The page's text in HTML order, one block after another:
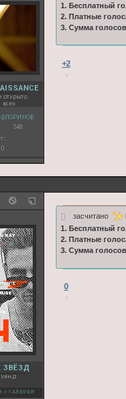
открыто
всех
ФЛОРИНОВ:
548
1. Бесплатный
2. Платные
3. Сумма
+2
ЗВЁЗД
◇ГАЛЕРЕЯ
засчитано
1. Бесплатный
2. Платные
3. Сумма
0